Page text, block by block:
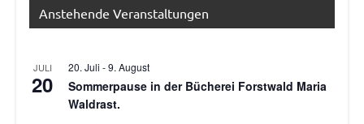
Anstehende Veranstaltungen
JULI
20
20. Juli -9. August
Sommerpause in der Bücherei Forstwald Maria
Waldrast.